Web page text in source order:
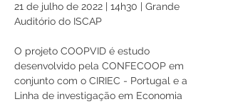
21 de julho de 2022 | 14h30 | Grande
Auditório do ISCAP
O projeto COOPVID é estudo
desenvolvido pela CONFECOOP em
conjunto com o CIRIEC - Portugal e a
Linha de investigação em Economia